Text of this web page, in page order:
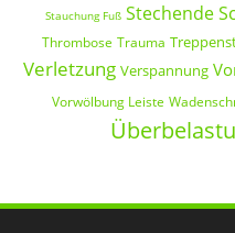
Stauchung Fuß Stechende
Thrombose Trauma
Verletzung Verspannung
Vorwölbung Leiste